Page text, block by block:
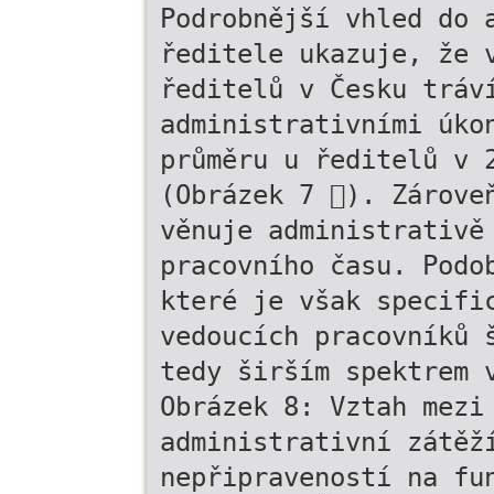
Podrobnější vhled
ředitele ukazuje,
ředitelů v Česku
administrativními
průměru u ředitelů v
(Obrázek 7 ).
věnuje
pracovního času.
které je však
vedoucích pracovníků
tedy širším spektrem
Obrázek 8: Vztah
administrativní
nepřipraveností na